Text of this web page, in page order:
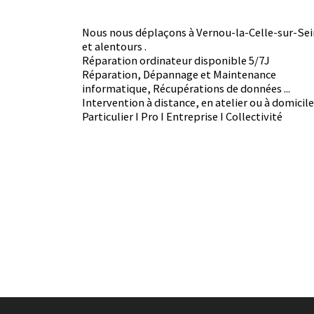
Nous nous déplaçons à Vernou-la-Celle-sur-
et alentours .
Réparation ordinateur disponible 5/7J
Réparation, Dépannage et Maintenance
informatique, Récupérations de données ...
Intervention à distance, en atelier ou à domicile
Particulier I Pro I Entreprise I Collectivité